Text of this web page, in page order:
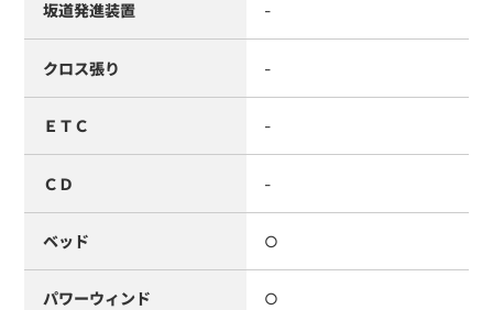
坂道発進装置 -
クロス張り -
ＥＴＣ -
ＣＤ -
ベッド ○
パワーウィンド ○